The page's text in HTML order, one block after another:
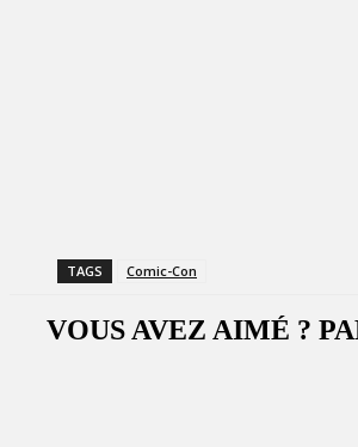
TAGS Comic-Con
VOUS AVEZ AIMÉ ?